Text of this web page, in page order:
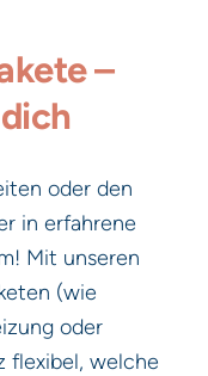
–
oder den
in erfahrene
Mit unseren
(wie
oder
flexibel, welche